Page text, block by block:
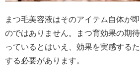
まつ毛美容液はそのアイテム自体が
のではありません。まつ育効果の期
っているとはいえ、効果を実感する
する必要があります。